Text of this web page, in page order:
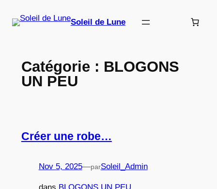
Soleil de Lune
Catégorie : BLOGONS
UN PEU
Créer une robe…
Nov 5, 2025—parSoleil_Admin